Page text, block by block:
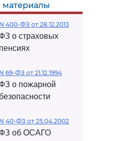
материалы
N 400-ФЗ от 28.12.2013
ФЗ о страховых
пенсиях
N 69-ФЗ от 21.12.1994
ФЗ о пожарной
безопасности
N 40-ФЗ от 25.04.2002
ФЗ об ОСАГО